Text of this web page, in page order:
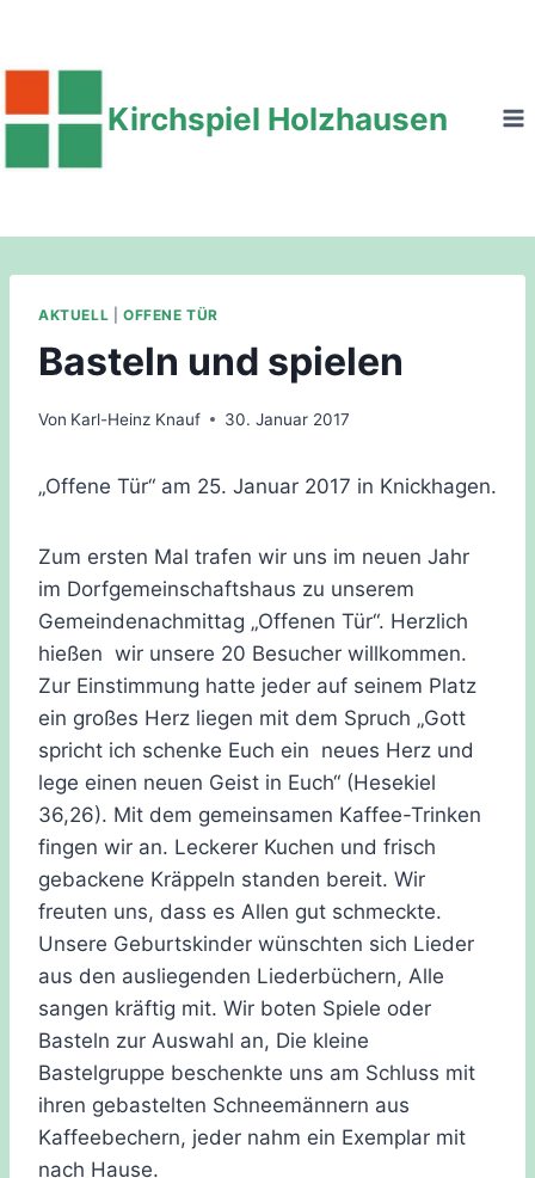
springen
Kirchspiel Holzhausen
AKTUELL OFFENE TÜR
Basteln und spielen
Von Karl-Heinz Knauf 30. Januar 2017
„Offene Tür“ am 25. Januar 2017 in Knickhagen.
Zum ersten Mal trafen wir uns im neuen Jahr
im Dorfgemeinschaftshaus zu unserem
Gemeindenachmittag „Offenen Tür“. Herzlich
hießen wir unsere 20 Besucher willkommen.
Zur Einstimmung hatte jeder auf seinem Platz
ein großes Herz liegen mit dem Spruch „Gott
spricht ich schenke Euch ein neues Herz und
lege einen neuen Geist in Euch“ (Hesekiel
36,26). Mit dem gemeinsamen Kaffee-Trinken
fingen wir an. Leckerer Kuchen und frisch
gebackene Kräppeln standen bereit. Wir
freuten uns, dass es Allen gut schmeckte.
Unsere Geburtskinder wünschten sich Lieder
aus den ausliegenden Liederbüchern, Alle
sangen kräftig mit. Wir boten Spiele oder
Basteln zur Auswahl an, Die kleine
Bastelgruppe beschenkte uns am Schluss mit
ihren gebastelten Schneemännern aus
Kaffeebechern, jeder nahm ein Exemplar mit
nach Hause.